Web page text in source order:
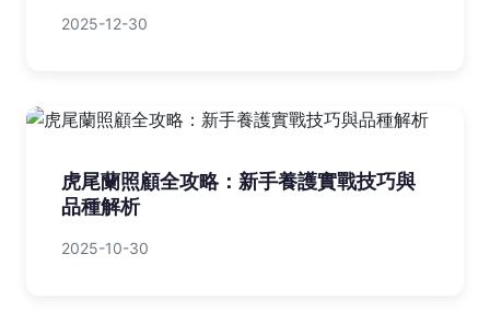
2025-12-30
虎尾蘭照顧全攻略：新手養護實戰技巧與
品種解析
2025-10-30